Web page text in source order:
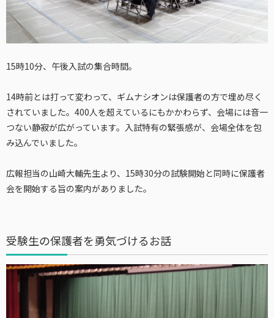
15時10分、午後入試の集合時間。
14時前とは打って変わって、ギムナシオンは保護者の方で埋め尽く
されていました。400人を超えているにもかかわらず、会場には音一
つない静寂が広がっています。入試特有の緊張感が、会場全体を包
み込んでいました。
広報担当の山崎大輔先生より、15時30分の試験開始と同時に保護者
会を開始する旨の案内がありました。
受験生の保護者を勇気づけるお話